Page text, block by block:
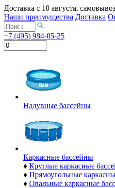
Доставка с 10 августа,
Наши преимущества Доставка
+7 (495) 984-05-25
Надувные бассейны
Каркасные бассейны
♦ Круглые каркасные
♦ Прямоугольные
♦ Овальные каркасные